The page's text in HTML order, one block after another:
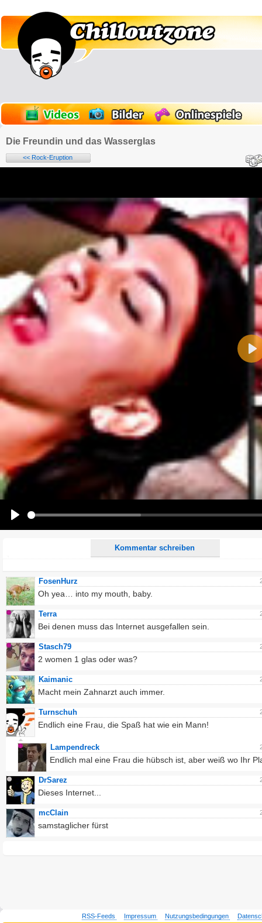
Die Freundin und das Wasserglas
<< Rock-Eruption
Kommentar schreiben
Name:
E-Mail-Adresse (optional):
Alle HTML-Tags außer <br>, <strike> und <i> werden aus Deinem Kommentar entfernt.
URLs werden automatisch umgewandelt. Bitte verwende "www." oder "http://" in URLs
Ich möchte eine E-Mail, wenn auf dieser Seite weitere Kommentare erscheinen.
FosenHurz
Oh yea… into my mouth, baby.
Terra
Bei denen muss das Internet ausgefallen sein.
Stasch79
2 women 1 glas oder was?
Kaimanic
Macht mein Zahnarzt auch immer.
Turnschuh
Endlich eine Frau, die Spaß hat wie ein Mann!
Lampendreck
Endlich mal eine Frau die hübsch ist, aber weiß wo Ihr
DrSarez
Dieses Internet...
mcClain
samstaglicher fürst
RSS-Feeds Impressum Nutzungsbedingungen